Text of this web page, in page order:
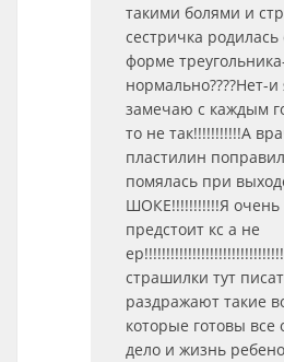
такими болями и
сестричка родилась
форме
нормально????Нет-и
замечаю с каждым
то не так!!!!!!!!!!!А
пластилин
помялась при
ШОКЕ!!!!!!!!!!!Я очень
предстоит кс а не
страшилки тут
раздражают такие
которые готовы все
дело и жизнь